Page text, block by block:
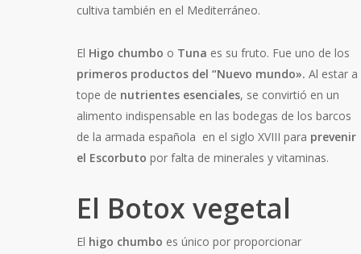
cultiva también en el Mediterráneo.
El Higo chumbo o Tuna es su fruto. Fue uno de los
primeros productos del “Nuevo mundo».Al estar a
tope de nutrientes esenciales, se convirtió en un
alimento indispensable en las bodegas de los barcos
de la armada española en el siglo XVIII para prevenir
el Escorbuto por falta de minerales y vitaminas.
El Botox vegetal
El higo chumbo es único por proporcionar